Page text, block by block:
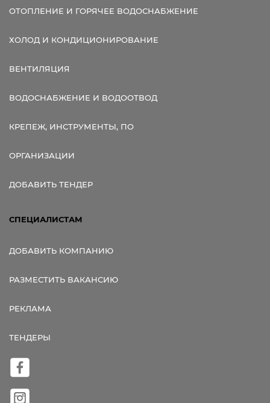
ОТОПЛЕНИЕ И ГОРЯЧЕЕ ВОДОСНАБЖЕНИЕ
ХОЛОД И КОНДИЦИОНИРОВАНИЕ
ВЕНТИЛЯЦИЯ
ВОДОСНАБЖЕНИЕ И ВОДООТВОД
КРЕПЕЖ, ИНСТРУМЕНТЫ, ПО
ОРГАНИЗАЦИИ
ДОБАВИТЬ ТЕНДЕР
СПЕЦИАЛИСТАМ
ДОБАВИТЬ КОМПАНИЮ
РАЗМЕСТИТЬ ВАКАНСИЮ
РЕКЛАМА
ТЕНДЕРЫ